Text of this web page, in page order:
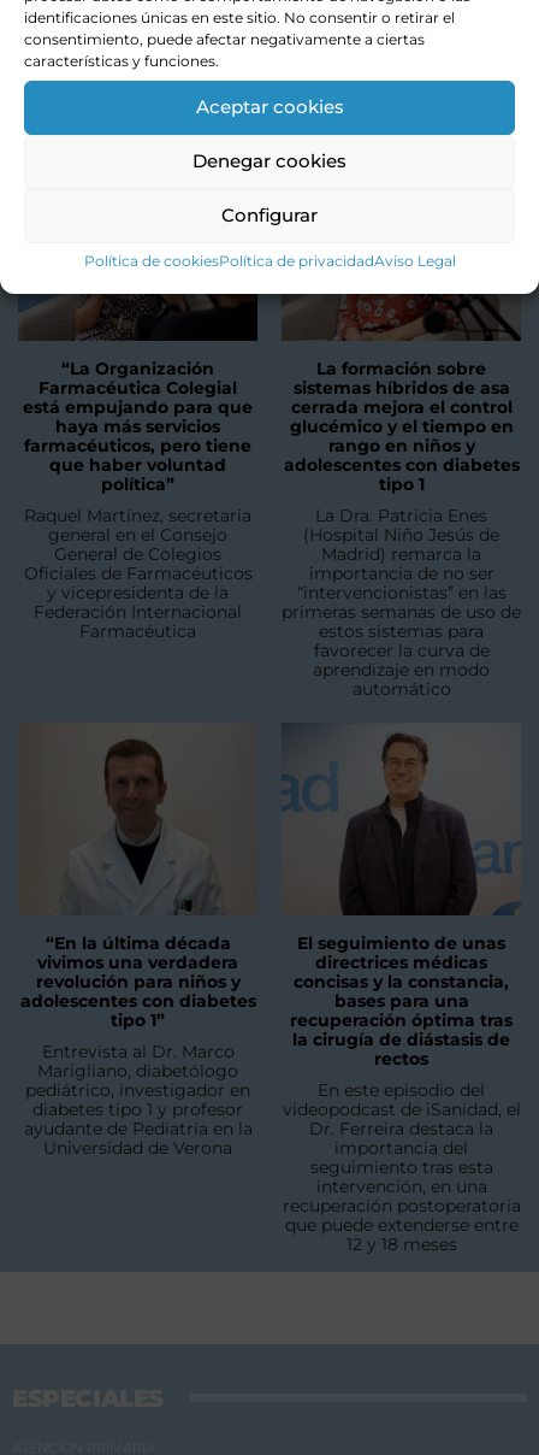
identificaciones únicas en este sitio. No consentir o retirar el
consentimiento, puede afectar negativamente a ciertas
características y funciones.
Aceptar cookies
Denegar cookies
Configurar
Política de cookiesPolítica de privacidadAviso Legal
“La Organización
Farmacéutica Colegial
está empujando para que
haya más servicios
farmacéuticos, pero tiene
que haber voluntad
política”
Raquel Martínez, secretaria
general en el Consejo
General de Colegios
Oficiales de Farmacéuticos
y vicepresidenta de la
Federación Internacional
Farmacéutica
La formación sobre
sistemas híbridos de asa
cerrada mejora el control
glucémico y el tiempo en
rango en niños y
adolescentes con diabetes
tipo 1
La Dra. Patricia Enes
(Hospital Niño Jesús de
Madrid) remarca la
importancia de no ser
“intervencionistas” en las
primeras semanas de uso de
estos sistemas para
favorecer la curva de
aprendizaje en modo
automático
“En la última década
vivimos una verdadera
revolución para niños y
adolescentes con diabetes
tipo 1”
Entrevista al Dr. Marco
Marigliano, diabetólogo
pediátrico, investigador en
diabetes tipo 1 y profesor
ayudante de Pediatría en la
Universidad de Verona
El seguimiento de unas
directrices médicas
concisas y la constancia,
bases para una
recuperación óptima tras
la cirugía de diástasis de
rectos
En este episodio del
videopodcast de iSanidad, el
Dr. Ferreira destaca la
importancia del
seguimiento tras esta
intervención, en una
recuperación postoperatoria
que puede extenderse entre
12 y 18 meses